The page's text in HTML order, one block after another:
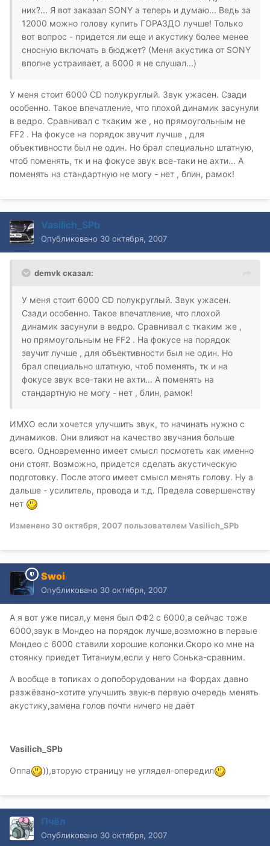
них?... Я вот заказал SONY а теперь и думаю... Ведь за
12000 можно голову купить ГОРАЗДО лучше! Только
вот вопрос - придется ли еще и акустику более менее
сносную включать в бюджет? (Меня акустика от SONY
вполне устраивает, а 6000 я не слушал...)
У меня стоит 6000 CD полукруглый. Звук ужасен. Сзади
особенно. Такое впечатление, что плохой динамик засунули
в ведро. Сравнивал с ткаким же , но прямоугольным не
FF2 . На фокусе на порядок звучит лучше , для
объективности был не один. Но брал специально штатную,
чтоб поменять, тк и на фокусе звук все-таки не ахти... А
поменять на стандартную не могу - нет , блин, рамок!
Vasilich_SPb
Опубликовано 30 октября, 2007
demvk сказал:
У меня стоит 6000 CD полукруглый. Звук ужасен.
Сзади особенно. Такое впечатление, что плохой
динамик засунули в ведро. Сравнивал с ткаким же ,
но прямоугольным не FF2 . На фокусе на порядок
звучит лучше , для объективности был не один. Но
брал специально штатную, чтоб поменять, тк и на
фокусе звук все-таки не ахти... А поменять на
стандартную не могу - нет , блин, рамок!
ИМХО если хочется улучшить звук, то начинать нужно с
динамиков. Они влияют на качество звучания больше
всего. Одновременно имеет смысл посмотеть как именно
они стоят. Возможно, придется сделать акустическую
подготовку. После этого имеет смысл менять голову. Ну а
дальше - усилитель, провода и т.д. Предела совершенству
нет
Изменено 30 октября, 2007 пользователем Vasilich_SPb
Swoi
Опубликовано 30 октября, 2007
А я вот уже писал,у меня был ФФ2 с 6000,а сейчас тоже
6000,звук в Мондео на порядок лучше,возможно в первые
Мондео с 6000 ставили хорошие колонки.Скоро ко мне на
стоянку приедет Титаниум,если у него Сонька-сравним.
А вообще в топиках о допоборудовании на Фордах давно
разжёвано-хотите улучшить звук-в первую очередь менять
акустику,замена голов почти ничего не даёт
Vasilich_SPb
Оппа )),вторую страницу не углядел-опередил
Пчёл
Опубликовано 30 октября, 2007